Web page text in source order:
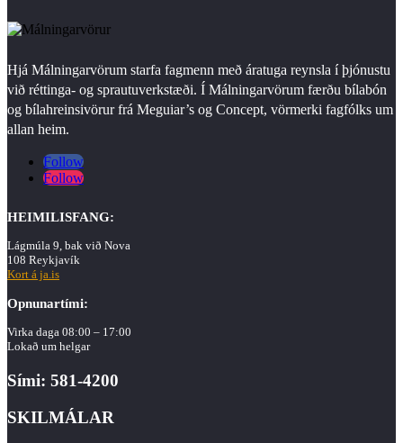
Hjá Málningarvörum starfa fagmenn með áratuga reynsla í þjónustu
við réttinga- og sprautuverkstæði. Í Málningarvörum færðu bílabón
og bílahreinsivörur frá Meguiar’s og Concept, vörmerki fagfólks um
allan heim.
Follow
Follow
HEIMILISFANG:
Lágmúla 9, bak við Nova
108 Reykjavík
Kort á ja.is
Opnunartími:
Virka daga 08:00 – 17:00
Lokað um helgar
Sími: 581-4200
SKILMÁLAR